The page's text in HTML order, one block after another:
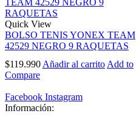
Quick View
BOLSO TENIS YONEX TEAM
42529 NEGRO 9 RAQUETAS
$119.990 Añadir al carrito Add to
Compare
Facebook Instagram
Información: